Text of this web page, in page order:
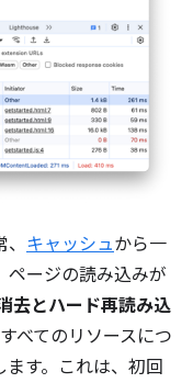
キャッシュから一
ページの読み込みが
去とハード再読み込
べてのリソースにつ
す。これは、初回